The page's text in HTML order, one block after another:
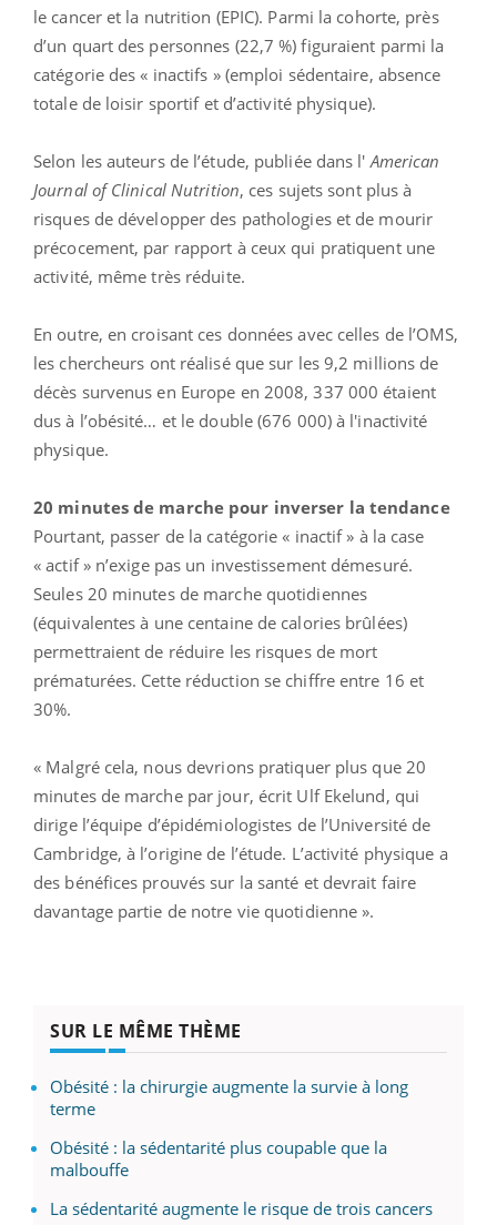
le cancer et la nutrition (EPIC). Parmi la cohorte, près
d’un quart des personnes (22,7 %) figuraient parmi la
catégorie des « inactifs » (emploi sédentaire, absence
totale de loisir sportif et d’activité physique).
Selon les auteurs de l’étude, publiée dans l' American
Journal of Clinical Nutrition, ces sujets sont plus à
risques de développer des pathologies et de mourir
précocement, par rapport à ceux qui pratiquent une
activité, même très réduite.
En outre, en croisant ces données avec celles de l’OMS,
les chercheurs ont réalisé que sur les 9,2 millions de
décès survenus en Europe en 2008, 337 000 étaient
dus à l’obésité… et le double (676 000) à l'inactivité
physique.
20 minutes de marche pour inverser la tendance
Pourtant, passer de la catégorie « inactif » à la case
« actif » n’exige pas un investissement démesuré.
Seules 20 minutes de marche quotidiennes
(équivalentes à une centaine de calories brûlées)
permettraient de réduire les risques de mort
prématurées. Cette réduction se chiffre entre 16 et
30%.
« Malgré cela, nous devrions pratiquer plus que 20
minutes de marche par jour, écrit Ulf Ekelund, qui
dirige l’équipe d’épidémiologistes de l’Université de
Cambridge, à l’origine de l’étude. L’activité physique a
des bénéfices prouvés sur la santé et devrait faire
davantage partie de notre vie quotidienne ».
SUR LE MÊME THÈME
Obésité : la chirurgie augmente la survie à long
terme
Obésité : la sédentarité plus coupable que la
malbouffe
La sédentarité augmente le risque de trois cancers